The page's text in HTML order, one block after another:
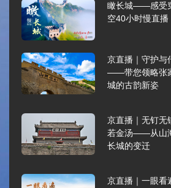
瞰长城——感受
空40小时慢直播
京直播｜守护与
——带您领略张
城的古韵新姿
京直播｜无钉无
若金汤——从山
长城的变迁
京直播｜一眼看